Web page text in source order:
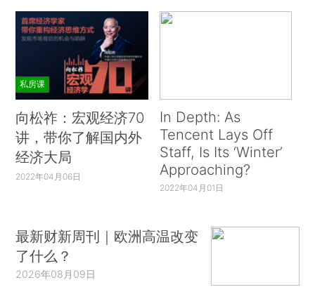
私房课
向松祚：宏观经济70
讲，带你了解国内外
经济大局
2022年04月06日
In Depth: As
Tencent Lays Off
Staff, Is Its ‘Winter’
Approaching?
2022年04月01日
最新财新周刊｜欧洲高温改变
了什么？
2026年08月09日